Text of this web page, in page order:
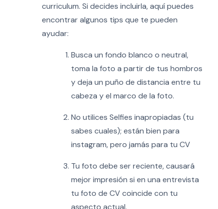
curriculum. Si decides incluirla, aquí puedes
encontrar algunos tips que te pueden
ayudar:
Busca un fondo blanco o neutral,
toma la foto a partir de tus hombros
y deja un puño de distancia entre tu
cabeza y el marco de la foto.
No utilices Selfies inapropiadas (tu
sabes cuales); están bien para
instagram, pero jamás para tu CV
Tu foto debe ser reciente, causará
mejor impresión si en una entrevista
tu foto de CV coincide con tu
aspecto actual.